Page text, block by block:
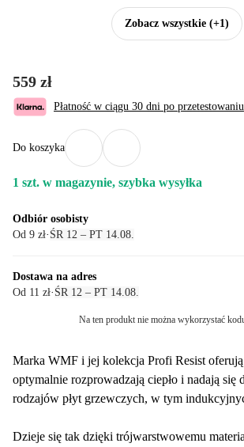
Zobacz wszystkie (+1)
559 zł
Płatność w ciągu 30 dni po przetestowaniu
Do koszyka
1 szt. w magazynie, szybka wysyłka
Odbiór osobisty
Od 9 zł· ŚR 12 – PT 14.08.
Dostawa na adres
Od 11 zł· ŚR 12 – PT 14.08.
Na ten produkt nie można wykorzystać
Marka WMF i jej kolekcja Profi Resist
optymalnie rozprowadzają ciepło i nadają się
rodzajów płyt grzewczych, w tym
Dzieje się tak dzięki trójwarstwowemu